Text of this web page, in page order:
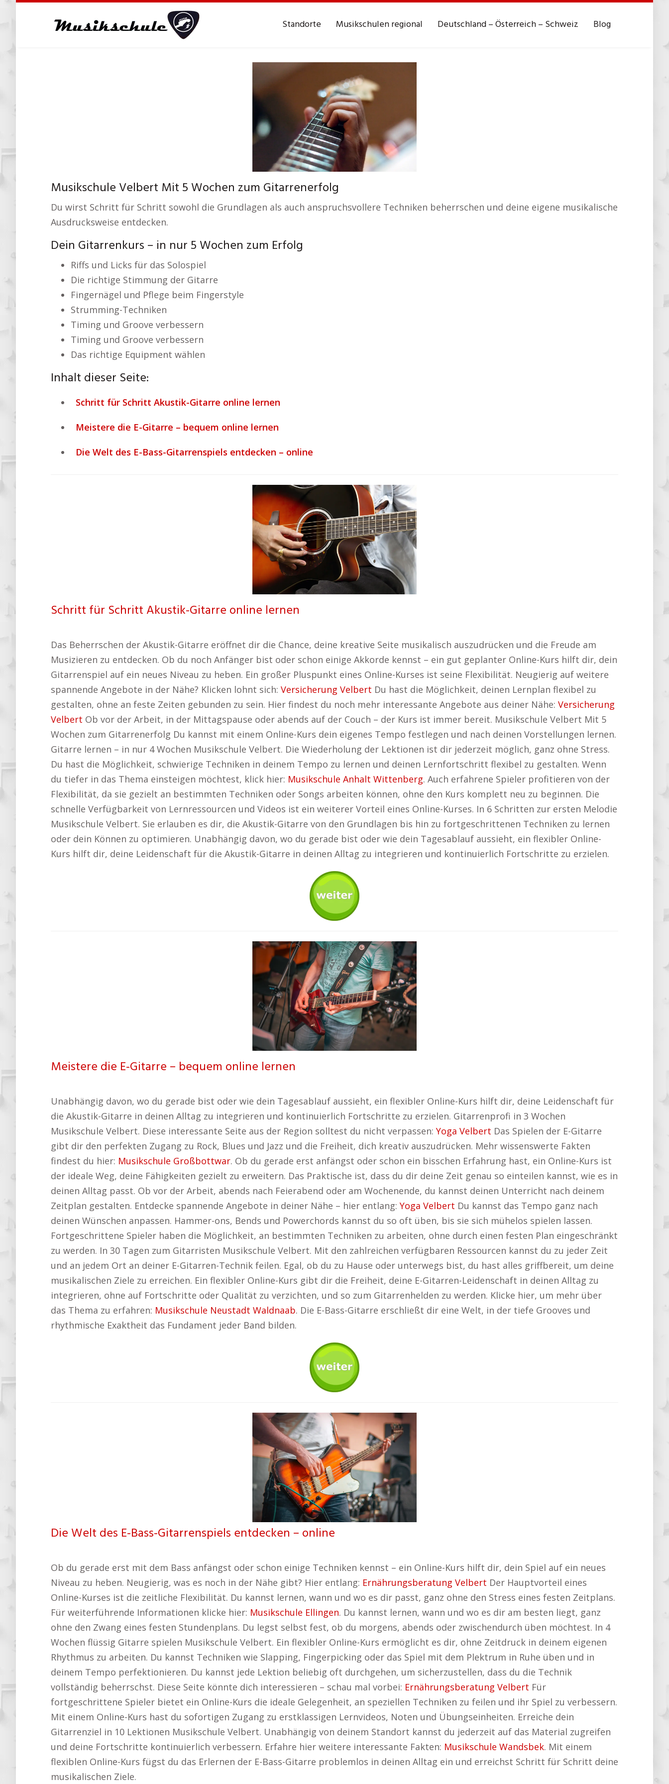
content
Standorte Musikschulen regional Deutschland – Österreich – Schweiz Blog
Musikschule Velbert Mit 5 Wochen zum Gitarrenerfolg
Du wirst Schritt für Schritt sowohl die Grundlagen als auch anspruchsvollere Techniken beherrschen und deine eigene musikalische
Ausdrucksweise entdecken.
Dein Gitarrenkurs – in nur 5 Wochen zum Erfolg
Riffs und Licks für das Solospiel
Die richtige Stimmung der Gitarre
Fingernägel und Pflege beim Fingerstyle
Strumming-Techniken
Timing und Groove verbessern
Timing und Groove verbessern
Das richtige Equipment wählen
Inhalt dieser Seite:
Schritt für Schritt Akustik-Gitarre online lernen
Meistere die E-Gitarre – bequem online lernen
Die Welt des E-Bass-Gitarrenspiels entdecken – online
Schritt für Schritt Akustik-Gitarre online lernen
Das Beherrschen der Akustik-Gitarre eröffnet dir die Chance, deine kreative Seite musikalisch auszudrücken und die Freude am
Musizieren zu entdecken. Ob du noch Anfänger bist oder schon einige Akkorde kennst – ein gut geplanter Online-Kurs hilft dir, dein
Gitarrenspiel auf ein neues Niveau zu heben. Ein großer Pluspunkt eines Online-Kurses ist seine Flexibilität. Neugierig auf weitere
spannende Angebote in der Nähe? Klicken lohnt sich: Versicherung Velbert Du hast die Möglichkeit, deinen Lernplan flexibel zu
gestalten, ohne an feste Zeiten gebunden zu sein. Hier findest du noch mehr interessante Angebote aus deiner Nähe: Versicherung
Velbert Ob vor der Arbeit, in der Mittagspause oder abends auf der Couch – der Kurs ist immer bereit. Musikschule Velbert Mit 5
Wochen zum Gitarrenerfolg Du kannst mit einem Online-Kurs dein eigenes Tempo festlegen und nach deinen Vorstellungen lernen.
Gitarre lernen – in nur 4 Wochen Musikschule Velbert. Die Wiederholung der Lektionen ist dir jederzeit möglich, ganz ohne Stress.
Du hast die Möglichkeit, schwierige Techniken in deinem Tempo zu lernen und deinen Lernfortschritt flexibel zu gestalten. Wenn
du tiefer in das Thema einsteigen möchtest, klick hier: Musikschule Anhalt Wittenberg. Auch erfahrene Spieler profitieren von der
Flexibilität, da sie gezielt an bestimmten Techniken oder Songs arbeiten können, ohne den Kurs komplett neu zu beginnen. Die
schnelle Verfügbarkeit von Lernressourcen und Videos ist ein weiterer Vorteil eines Online-Kurses. In 6 Schritten zur ersten Melodie
Musikschule Velbert. Sie erlauben es dir, die Akustik-Gitarre von den Grundlagen bis hin zu fortgeschrittenen Techniken zu lernen
oder dein Können zu optimieren. Unabhängig davon, wo du gerade bist oder wie dein Tagesablauf aussieht, ein flexibler Online-
Kurs hilft dir, deine Leidenschaft für die Akustik-Gitarre in deinen Alltag zu integrieren und kontinuierlich Fortschritte zu erzielen.
Meistere die E-Gitarre – bequem online lernen
Unabhängig davon, wo du gerade bist oder wie dein Tagesablauf aussieht, ein flexibler Online-Kurs hilft dir, deine Leidenschaft für
die Akustik-Gitarre in deinen Alltag zu integrieren und kontinuierlich Fortschritte zu erzielen. Gitarrenprofi in 3 Wochen
Musikschule Velbert. Diese interessante Seite aus der Region solltest du nicht verpassen: Yoga Velbert Das Spielen der E-Gitarre
gibt dir den perfekten Zugang zu Rock, Blues und Jazz und die Freiheit, dich kreativ auszudrücken. Mehr wissenswerte Fakten
findest du hier: Musikschule Großbottwar. Ob du gerade erst anfängst oder schon ein bisschen Erfahrung hast, ein Online-Kurs ist
der ideale Weg, deine Fähigkeiten gezielt zu erweitern. Das Praktische ist, dass du dir deine Zeit genau so einteilen kannst, wie es in
deinen Alltag passt. Ob vor der Arbeit, abends nach Feierabend oder am Wochenende, du kannst deinen Unterricht nach deinem
Zeitplan gestalten. Entdecke spannende Angebote in deiner Nähe – hier entlang: Yoga Velbert Du kannst das Tempo ganz nach
deinen Wünschen anpassen. Hammer-ons, Bends und Powerchords kannst du so oft üben, bis sie sich mühelos spielen lassen.
Fortgeschrittene Spieler haben die Möglichkeit, an bestimmten Techniken zu arbeiten, ohne durch einen festen Plan eingeschränkt
zu werden. In 30 Tagen zum Gitarristen Musikschule Velbert. Mit den zahlreichen verfügbaren Ressourcen kannst du zu jeder Zeit
und an jedem Ort an deiner E-Gitarren-Technik feilen. Egal, ob du zu Hause oder unterwegs bist, du hast alles griffbereit, um deine
musikalischen Ziele zu erreichen. Ein flexibler Online-Kurs gibt dir die Freiheit, deine E-Gitarren-Leidenschaft in deinen Alltag zu
integrieren, ohne auf Fortschritte oder Qualität zu verzichten, und so zum Gitarrenhelden zu werden. Klicke hier, um mehr über
das Thema zu erfahren: Musikschule Neustadt Waldnaab. Die E-Bass-Gitarre erschließt dir eine Welt, in der tiefe Grooves und
rhythmische Exaktheit das Fundament jeder Band bilden.
Die Welt des E-Bass-Gitarrenspiels entdecken – online
Ob du gerade erst mit dem Bass anfängst oder schon einige Techniken kennst – ein Online-Kurs hilft dir, dein Spiel auf ein neues
Niveau zu heben. Neugierig, was es noch in der Nähe gibt? Hier entlang: Ernährungsberatung Velbert Der Hauptvorteil eines
Online-Kurses ist die zeitliche Flexibilität. Du kannst lernen, wann und wo es dir passt, ganz ohne den Stress eines festen Zeitplans.
Für weiterführende Informationen klicke hier: Musikschule Ellingen. Du kannst lernen, wann und wo es dir am besten liegt, ganz
ohne den Zwang eines festen Stundenplans. Du legst selbst fest, ob du morgens, abends oder zwischendurch üben möchtest. In 4
Wochen flüssig Gitarre spielen Musikschule Velbert. Ein flexibler Online-Kurs ermöglicht es dir, ohne Zeitdruck in deinem eigenen
Rhythmus zu arbeiten. Du kannst Techniken wie Slapping, Fingerpicking oder das Spiel mit dem Plektrum in Ruhe üben und in
deinem Tempo perfektionieren. Du kannst jede Lektion beliebig oft durchgehen, um sicherzustellen, dass du die Technik
vollständig beherrschst. Diese Seite könnte dich interessieren – schau mal vorbei: Ernährungsberatung Velbert Für
fortgeschrittene Spieler bietet ein Online-Kurs die ideale Gelegenheit, an speziellen Techniken zu feilen und ihr Spiel zu verbessern.
Mit einem Online-Kurs hast du sofortigen Zugang zu erstklassigen Lernvideos, Noten und Übungseinheiten. Erreiche dein
Gitarrenziel in 10 Lektionen Musikschule Velbert. Unabhängig von deinem Standort kannst du jederzeit auf das Material zugreifen
und deine Fortschritte kontinuierlich verbessern. Erfahre hier weitere interessante Fakten: Musikschule Wandsbek. Mit einem
flexiblen Online-Kurs fügst du das Erlernen der E-Bass-Gitarre problemlos in deinen Alltag ein und erreichst Schritt für Schritt deine
musikalischen Ziele.